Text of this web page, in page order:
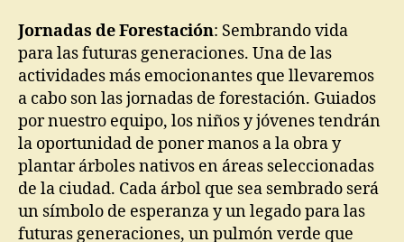
Jornadas de Forestación: Sembrando vida
para las futuras generaciones. Una de las
actividades más emocionantes que llevaremos
a cabo son las jornadas de forestación. Guiados
por nuestro equipo, los niños y jóvenes tendrán
la oportunidad de poner manos a la obra y
plantar árboles nativos en áreas seleccionadas
de la ciudad. Cada árbol que sea sembrado será
un símbolo de esperanza y un legado para las
futuras generaciones, un pulmón verde que